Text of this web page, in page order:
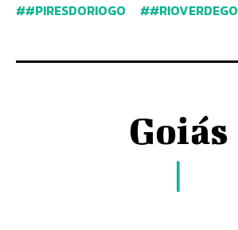
#PIRESDORIOGO
#RIOVERDEGO
Goiás